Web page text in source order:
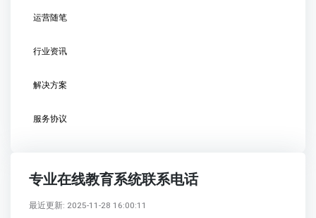
运营随笔
行业资讯
解决方案
服务协议
专业在线教育系统联系电话
最近更新: 2025-11-28 16:00:11